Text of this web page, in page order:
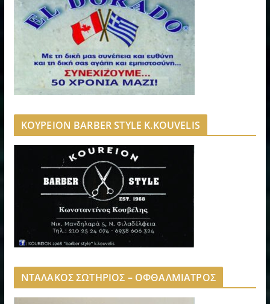
ΚΟΥΡΕΙΟΝ BARBER STYLE K.KOUVELIS
ΝΤΑΛΑΚΟΣ ΣΩΤΗΡΙΟΣ – ΟΦΘΑΛΜΙΑΤΡΟΣ